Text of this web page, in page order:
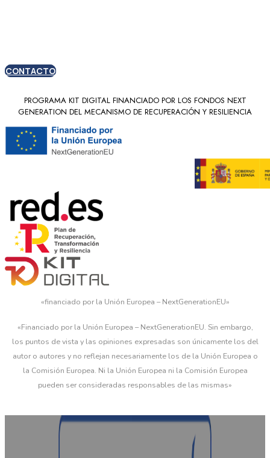
CONTACTO
PROGRAMA KIT DIGITAL FINANCIADO POR LOS FONDOS NEXT
GENERATION DEL MECANISMO DE RECUPERACIÓN Y RESILIENCIA
«financiado por la Unión Europea – NextGenerationEU»
«Financiado por la Unión Europea – NextGenerationEU. Sin embargo,
los puntos de vista y las opiniones expresadas son únicamente los del
autor o autores y no reflejan necesariamente los de la Unión Europea o
la Comisión Europea. Ni la Unión Europea ni la Comisión Europea
pueden ser consideradas responsables de las mismas»